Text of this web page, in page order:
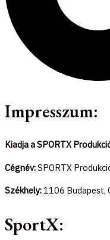
Impresszum:
Kiadja a SPORTX
Cégnév:SPORTX
Székhely:1106 Budapest,
SportX: